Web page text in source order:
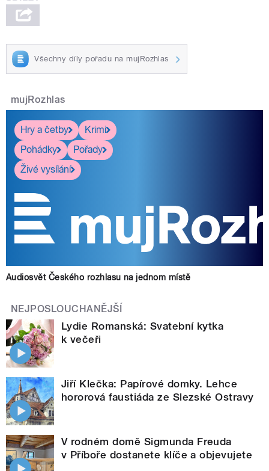
Všechny díly pořadu na mujRozhlas
mujRozhlas
Hry a četby
Krimi
Pohádky
Pořady
Živé vysílání
Audiosvět Českého rozhlasu na jednom místě
NEJPOSLOUCHANĚJŠÍ
Lydie Romanská: Svatební kytka
k večeři
Jiří Klečka: Papírové domky. Lehce
hororová faustiáda ze Slezské Ostravy
V rodném domě Sigmunda Freuda
v Příboře dostanete klíče a objevujete